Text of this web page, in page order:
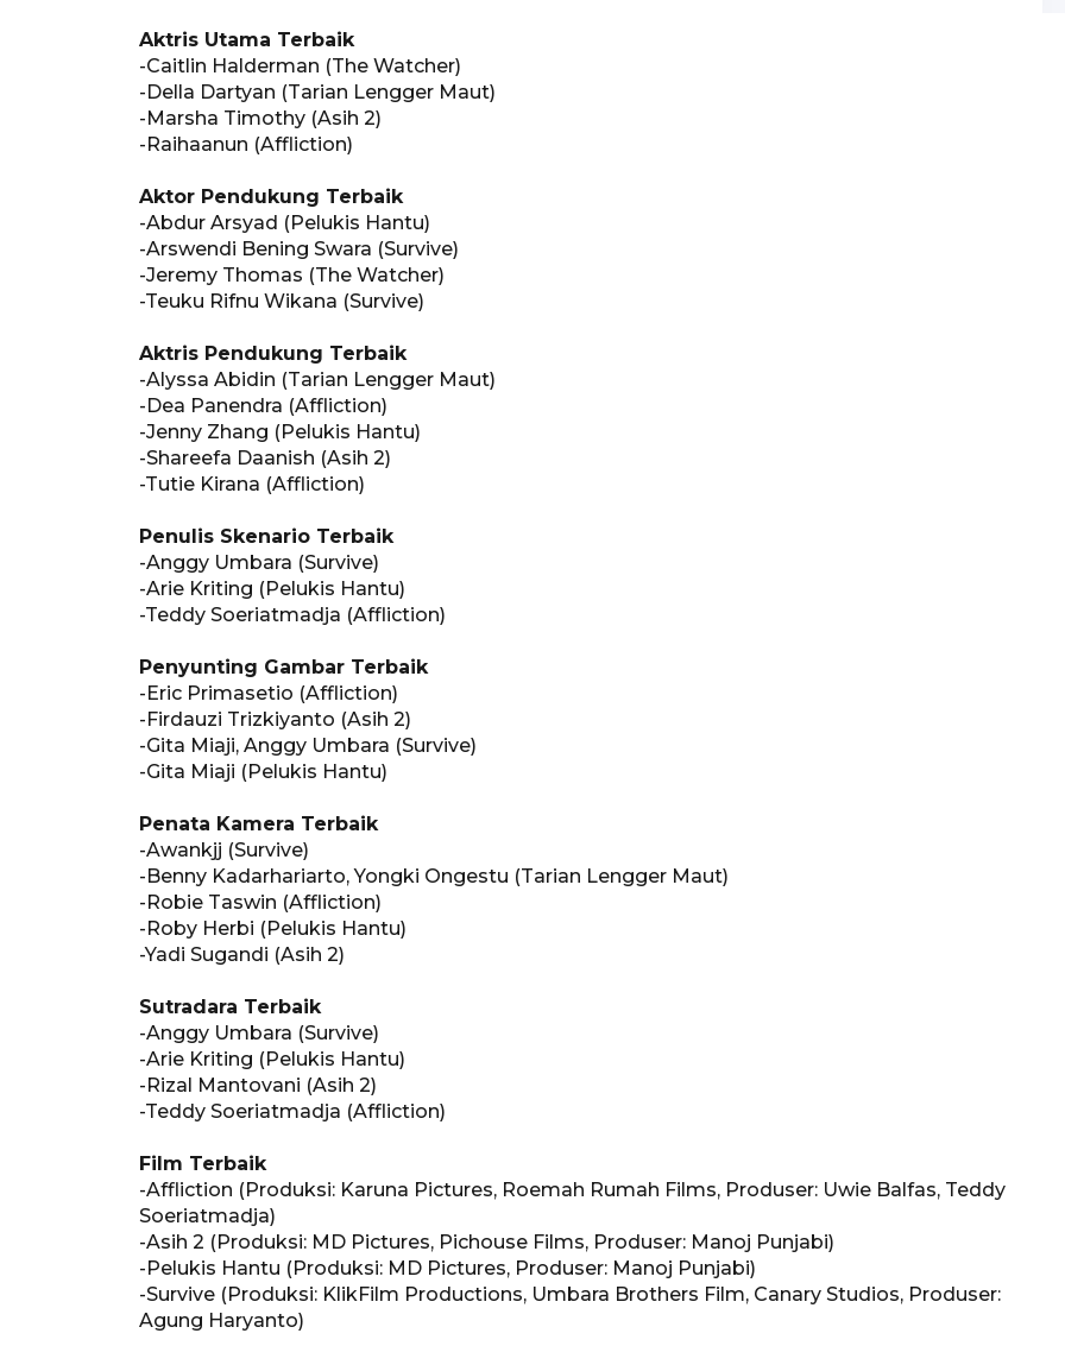
Aktris Utama Terbaik
-Caitlin Halderman (The Watcher)
-Della Dartyan (Tarian Lengger Maut)
-Marsha Timothy (Asih 2)
-Raihaanun (Affliction)
Aktor Pendukung Terbaik
-Abdur Arsyad (Pelukis Hantu)
-Arswendi Bening Swara (Survive)
-Jeremy Thomas (The Watcher)
-Teuku Rifnu Wikana (Survive)
Aktris Pendukung Terbaik
-Alyssa Abidin (Tarian Lengger Maut)
-Dea Panendra (Affliction)
-Jenny Zhang (Pelukis Hantu)
-Shareefa Daanish (Asih 2)
-Tutie Kirana (Affliction)
Penulis Skenario Terbaik
-Anggy Umbara (Survive)
-Arie Kriting (Pelukis Hantu)
-Teddy Soeriatmadja (Affliction)
Penyunting Gambar Terbaik
-Eric Primasetio (Affliction)
-Firdauzi Trizkiyanto (Asih 2)
-Gita Miaji, Anggy Umbara (Survive)
-Gita Miaji (Pelukis Hantu)
Penata Kamera Terbaik
-Awankjj (Survive)
-Benny Kadarhariarto, Yongki Ongestu (Tarian Lengger Maut)
-Robie Taswin (Affliction)
-Roby Herbi (Pelukis Hantu)
-Yadi Sugandi (Asih 2)
Sutradara Terbaik
-Anggy Umbara (Survive)
-Arie Kriting (Pelukis Hantu)
-Rizal Mantovani (Asih 2)
-Teddy Soeriatmadja (Affliction)
Film Terbaik
-Affliction (Produksi: Karuna Pictures, Roemah Rumah Films, Produser: Uwie Balfas, Teddy
Soeriatmadja)
-Asih 2 (Produksi: MD Pictures, Pichouse Films, Produser: Manoj Punjabi)
-Pelukis Hantu (Produksi: MD Pictures, Produser: Manoj Punjabi)
-Survive (Produksi: KlikFilm Productions, Umbara Brothers Film, Canary Studios, Produser:
Agung Haryanto)